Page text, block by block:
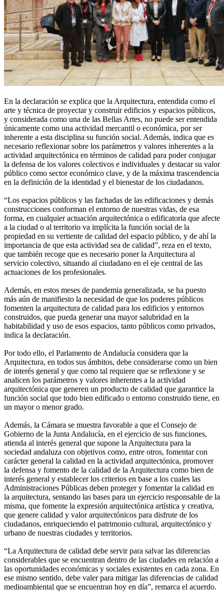
En la declaración se explica que la Arquitectura, entendida como el
arte y técnica de proyectar y construir edificios y espacios públicos,
y considerada como una de las Bellas Artes, no puede ser entendida
únicamente como una actividad mercantil o económica, por ser
inherente a esta disciplina su función social. Además, indica que es
necesario reflexionar sobre los parámetros y valores inherentes a la
actividad arquitectónica en términos de calidad para poder conjugar
la defensa de los valores colectivos e individuales y destacar su valor
público como sector económico clave, y de la máxima trascendencia
en la definición de la identidad y el bienestar de los ciudadanos.
“Los espacios públicos y las fachadas de las edificaciones y demás
construcciones conforman el entorno de nuestras vidas, de esa
forma, en cualquier actuación arquitectónica o edificatoria que afecte
a la ciudad o al territorio va implícita la función social de la
propiedad en su vertiente de calidad del espacio público, y de ahí la
importancia de que esta actividad sea de calidad”, reza en el texto,
que también recoge que es necesario poner la Arquitectura al
servicio colectivo, situando al ciudadano en el eje central de las
actuaciones de los profesionales.
Además, en estos meses de pandemia generalizada, se ha puesto
más aún de manifiesto la necesidad de que los poderes públicos
fomenten la arquitectura de calidad para los edificios y entornos
construidos, que pueda generar una mayor salubridad en la
habitabilidad y uso de esos espacios, tanto públicos como privados,
indica la declaración.
Por todo ello, el Parlamento de Andalucía considera que la
Arquitectura, en todos sus ámbitos, debe considerarse como un bien
de interés general y que como tal requiere que se reflexione y se
analicen los parámetros y valores inherentes a la actividad
arquitectónica que generen un producto de calidad que garantice la
función social que todo bien edificado o entorno construido tiene, en
un mayor o menor grado.
Además, la Cámara se muestra favorable a que el Consejo de
Gobierno de la Junta Andalucía, en el ejercicio de sus funciones,
atienda al interés general que supone la Arquitectura para la
sociedad andaluza con objetivos como, entre otros, fomentar con
carácter general la calidad en la actividad arquitectónica, promover
la defensa y fomento de la calidad de la Arquitectura como bien de
interés general y establecer los criterios en base a los cuales las
Administraciones Públicas deben proteger y fomentar la calidad en
la arquitectura, sentando las bases para un ejercicio responsable de la
misma, que fomente la expresión arquitectónica artística y creativa,
que genere calidad y valor arquitectónicos para disfrute de los
ciudadanos, enriqueciendo el patrimonio cultural, arquitectónico y
urbano de nuestras ciudades y territorios.
“La Arquitectura de calidad debe servir para salvar las diferencias
considerables que se encuentran dentro de las ciudades en relación a
las oportunidades económicas y sociales existentes en cada zona. En
ese mismo sentido, debe valer para mitigar las diferencias de calidad
medioambiental que se encuentran hoy en día”, remarca el acuerdo.